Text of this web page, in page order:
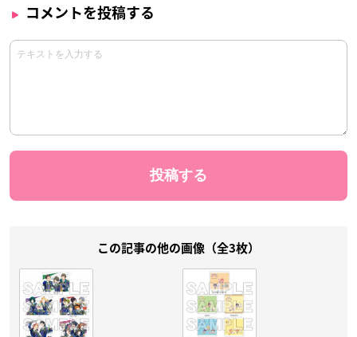
コメントを投稿する
この記事の他の画像（全3枚）